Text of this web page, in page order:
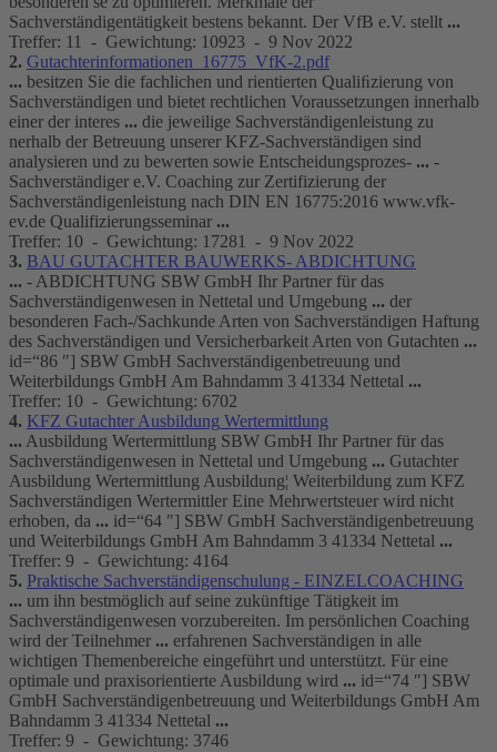
Sachverständigentätigkeit bestens bekannt. Der VfB e.V. stellt ...
Treffer: 11 - Gewichtung: 10923 - 9 Nov 2022
2. Gutachterinformationen_16775_VfK-2.pdf
... besitzen Sie die fachlichen und rientierten Qualiﬁzierung von
Sachverständigen und bietet rechtlichen Voraussetzungen innerhalb
einer der interes ... die jeweilige Sachverständigenleistung zu
nerhalb der Betreuung unserer KFZ-Sachverständigen sind
analysieren und zu bewerten sowie Entscheidungsprozes- ... -
Sachverständiger e.V. Coaching zur Zertifizierung der
Sachverständigenleistung nach DIN EN 16775:2016 www.vfk-
ev.de Qualifizierungsseminar ...
Treffer: 10 - Gewichtung: 17281 - 9 Nov 2022
3. BAU GUTACHTER BAUWERKS- ABDICHTUNG
... - ABDICHTUNG SBW GmbH Ihr Partner für das
Sachverständigenwesen in Nettetal und Umgebung ... der
besonderen Fach-/Sachkunde Arten von Sachverständigen Haftung
des Sachverständigen und Versicherbarkeit Arten von Gutachten ...
id=“86 ″] SBW GmbH Sachverständigenbetreuung und
Weiterbildungs GmbH Am Bahndamm 3 41334 Nettetal ...
Treffer: 10 - Gewichtung: 6702
4. KFZ GutachterAusbildung Wertermittlung
... Ausbildung Wertermittlung SBW GmbH Ihr Partner für das
Sachverständigenwesen in Nettetal und Umgebung ... Gutachter
Ausbildung WertermittlungAusbildung¦ Weiterbildung zum KFZ
Sachverständigen Wertermittler Eine Mehrwertsteuer wird nicht
erhoben, da ... id=“64 ″] SBW GmbH Sachverständigenbetreuung
und Weiterbildungs GmbH Am Bahndamm 3 41334 Nettetal ...
Treffer: 9 - Gewichtung: 4164
5. Praktische Sachverständigenschulung - EINZELCOACHING
... um ihn bestmöglich auf seine zukünftige Tätigkeit im
Sachverständigenwesen vorzubereiten. Im persönlichen Coaching
wird der Teilnehmer ... erfahrenen Sachverständigen in alle
wichtigen Themenbereiche eingeführt und unterstützt. Für eine
optimale und praxisorientierteAusbildung wird ... id=“74 ″] SBW
GmbH Sachverständigenbetreuung und Weiterbildungs GmbH Am
Bahndamm 3 41334 Nettetal ...
Treffer: 9 - Gewichtung: 3746